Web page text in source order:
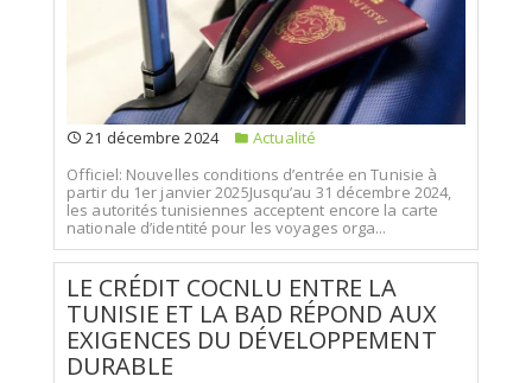
21 décembre 2024
Actualité
Officiel: Nouvelles conditions d’entrée en Tunisie à
partir du 1er janvier 2025Jusqu’au 31 décembre 2024,
les autorités tunisiennes acceptent encore la carte
nationale d’identité pour les voyages orga...
LE CRÉDIT COCNLU ENTRE LA
TUNISIE ET LA BAD RÉPOND AUX
EXIGENCES DU DÉVELOPPEMENT
DURABLE